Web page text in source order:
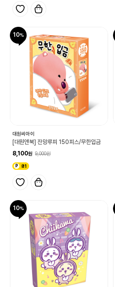
10
대원씨아이
[대원앤북] 잔망루피 150피스/무한입금
8,100
9,000
81
10